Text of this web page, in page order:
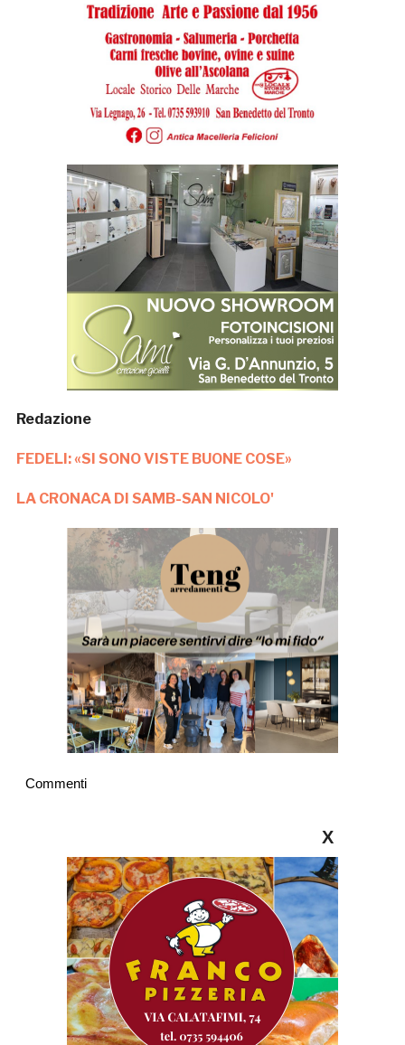
Redazione
FEDELI: «SI SONO VISTE BUONE COSE»
LA CRONACA DI SAMB-SAN NICOLO'
Commenti
X